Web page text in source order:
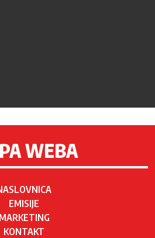
WEBA
EMISIJE
MARKETING
KONTAKT